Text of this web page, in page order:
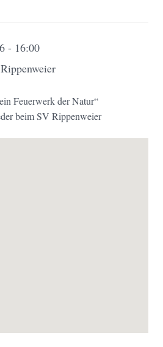
- 16:00
Feuerwerk der Natur“
beim SV Rippenweier